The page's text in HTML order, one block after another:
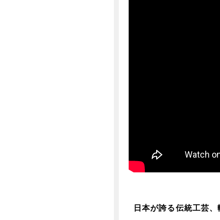
日本が誇る伝統工芸、